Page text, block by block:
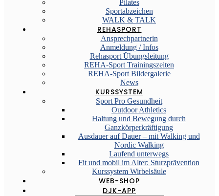
Pilates
Sportabzeichen
WALK & TALK
REHASPORT
Ansprechpartnerin
Anmeldung / Infos
Rehasport Übungsleitung
REHA-Sport Trainingszeiten
REHA-Sport Bildergalerie
News
KURSSYSTEM
Sport Pro Gesundheit
Outdoor Athletics
Haltung und Bewegung durch
Ganzkörperkräftigung
Ausdauer auf Dauer – mit Walking und
Nordic Walking
Laufend unterwegs
Fit und mobil im Alter: Sturzprävention
Kurssystem Wirbelsäule
WEB-SHOP
DJK-APP